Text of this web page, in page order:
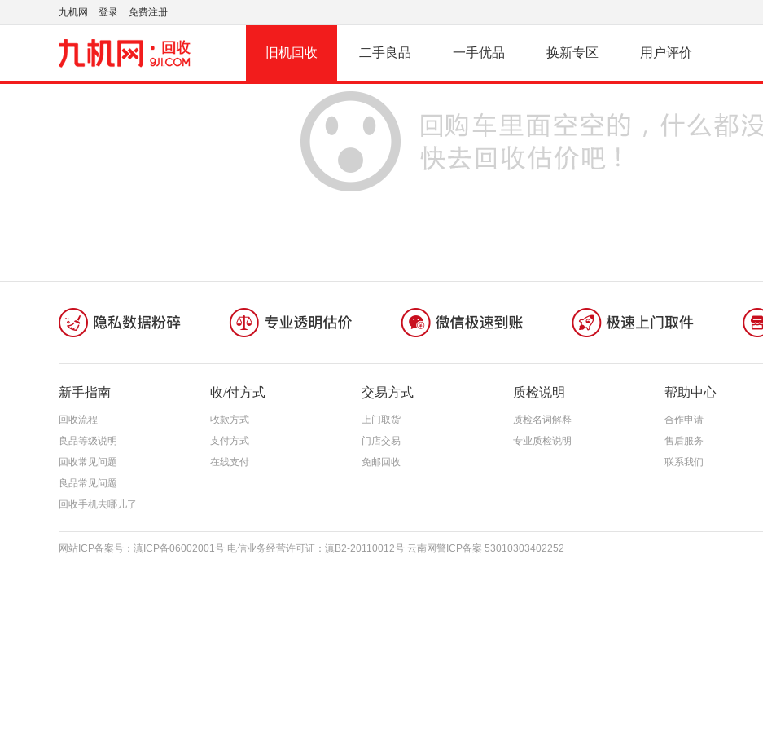
九机网 登录 免费注册
旧机回收 二手良品 一手优品 换新专区 用户评价
新手指南
回收流程
良品等级说明
回收常见问题
良品常见问题
回收手机去哪儿了
收/付方式
收款方式
支付方式
在线支付
交易方式
上门取货
门店交易
免邮回收
质检说明
质检名词解释
专业质检说明
帮助中心
合作申请
售后服务
联系我们
网站ICP备案号：滇ICP备06002001号 电信业务经营许可证：滇B2-20110012号 云南网警ICP备案 53010303402252